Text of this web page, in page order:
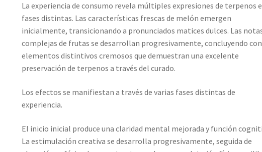
La experiencia de consumo revela múltiples expresiones de terpenos
fases distintas. Las características frescas de melón emergen
inicialmente, transicionando a pronunciados matices dulces. Las
complejas de frutas se desarrollan progresivamente, concluyendo con
elementos distintivos cremosos que demuestran una excelente
preservación de terpenos a través del curado.
Los efectos se manifiestan a través de varias fases distintas de
experiencia.
El inicio inicial produce una claridad mental mejorada y función
La estimulación creativa se desarrolla progresivamente, seguida de